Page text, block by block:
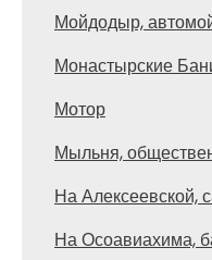
Мойдодыр,
Монастырские
Мотор
Мыльня,
На Алексеевской,
На Осоавиахима,